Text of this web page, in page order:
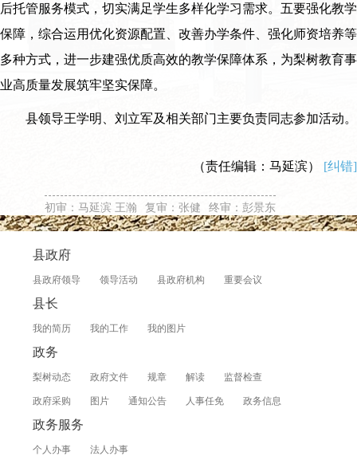
后托管服务模式，切实满足学生多样化学习需求。五要强化教学
保障，综合运用优化资源配置、改善办学条件、强化师资培养等
多种方式，进一步建强优质高效的教学保障体系，为梨树教育事
业高质量发展筑牢坚实保障。
县领导王学明、刘立军及相关部门主要负责同志参加活动。
（责任编辑：马延滨） [纠错]
初审：马延滨 王瀚 复审：张健 终审：彭景东
县政府
县政府领导 领导活动 县政府机构 重要会议
县长
我的简历 我的工作 我的图片
政务
梨树动态 政府文件 规章 解读 监督检查
政府采购 图片 通知公告 人事任免 政务信息
政务服务
个人办事 法人办事